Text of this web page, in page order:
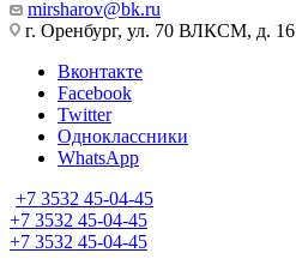
mirsharov@bk.ru
г. Оренбург, ул. 70 ВЛКСМ, д. 16
Вконтакте
Facebook
Twitter
Одноклассники
WhatsApp
+7 3532 45-04-45
+7 3532 45-04-45
+7 3532 45-04-45